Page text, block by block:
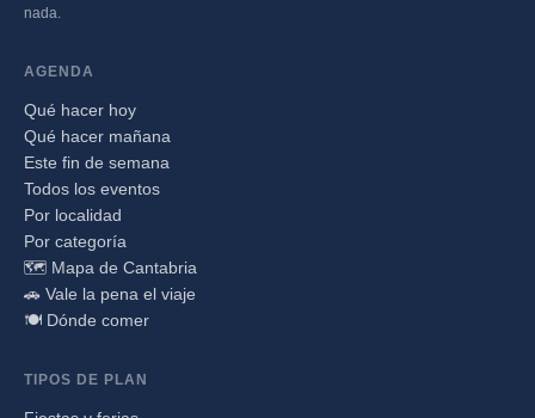
nada.
AGENDA
Qué hacer hoy
Qué hacer mañana
Este fin de semana
Todos los eventos
Por localidad
Por categoría
🗺️ Mapa de Cantabria
🚗 Vale la pena el viaje
🍽️ Dónde comer
TIPOS DE PLAN